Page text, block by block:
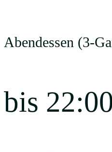
Abendessen (3-
bis